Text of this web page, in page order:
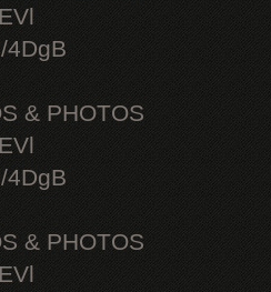
4DgB
& PHOTOS
4DgB
& PHOTOS